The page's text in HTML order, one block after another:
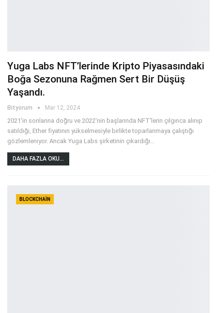
Yuga Labs NFT’lerinde Kripto Piyasasındaki
Boğa Sezonuna Rağmen Sert Bir Düşüş
Yaşandı.
Bityorum Mar 12, 2024
2021'in sonlarına doğru ve 2022'nin başlarında NFT'lerin çılgınca alınıp
satıldığı, Ether fiyatının yükselmesiyle birlikte toparlanmaya çalıştığı
gözlemleniyor. Ancak Yuga Labs şirketinin çıkardığı…
DAHA FAZLA OKU...
BLOCKCHAIN